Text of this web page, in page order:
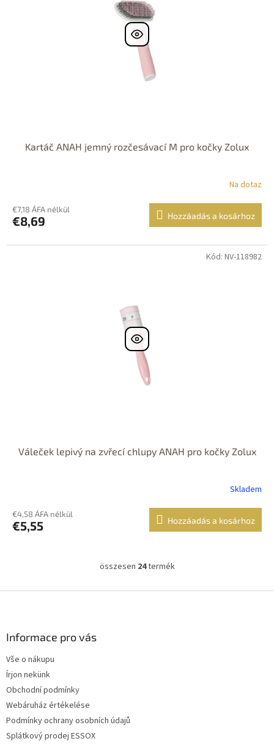
Kartáč ANAH jemný rozčesávací M pro kočky Zolux
Na dotaz
€7,18 ÁFA nélkül
€8,69 Hozzáadás a kosárhoz
Váleček lepivý na zvřecí chlupy ANAH pro kočky Zolux
Skladem
€4,58 ÁFA nélkül
€5,55 Hozzáadás a kosárhoz
Kód: NV-118982
L
s
összesen 24termék
Informace pro vás
Vše o nákupu
Írjon nekünk
Obchodní podmínky
Webáruház értékelése
Podmínky ochrany osobních údajů
Splátkový prodej ESSOX